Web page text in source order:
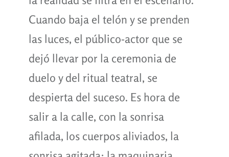
Cuando baja el telón y se prenden
las luces, el público-actor que se
dejó llevar por la ceremonia de
duelo y del ritual teatral, se
despierta del suceso. Es hora de
salir a la calle, con la sonrisa
afilada, los cuerpos aliviados, la